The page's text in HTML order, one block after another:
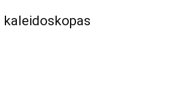
kaleidoskopas